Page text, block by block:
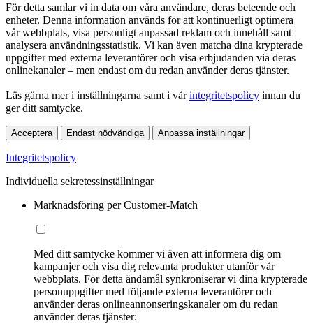
För detta samlar vi in data om våra användare, deras beteende och
enheter. Denna information används för att kontinuerligt optimera
vår webbplats, visa personligt anpassad reklam och innehåll samt
analysera användningsstatistik. Vi kan även matcha dina krypterade
uppgifter med externa leverantörer och visa erbjudanden via deras
onlinekanaler – men endast om du redan använder deras tjänster.
Läs gärna mer i inställningarna samt i vårintegritetspolicy innan du
ger ditt samtycke.
Acceptera Endast nödvändiga Anpassa inställningar
Integritetspolicy
Individuella sekretessinställningar
Marknadsföring per Customer-Match
Med ditt samtycke kommer vi även att informera dig om
kampanjer och visa dig relevanta produkter utanför vår
webbplats. För detta ändamål synkroniserar vi dina krypterade
personuppgifter med följande externa leverantörer och
använder deras onlineannonseringskanaler om du redan
använder deras tjänster: